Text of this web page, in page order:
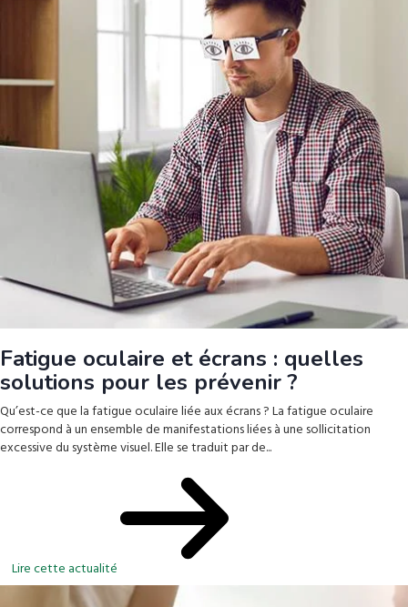
Fatigue oculaire et écrans : quelles
solutions pour les prévenir ?
Qu’est-ce que la fatigue oculaire liée aux écrans ? La fatigue oculaire
correspond à un ensemble de manifestations liées à une sollicitation
excessive du système visuel. Elle se traduit par de...
Lire cette actualité